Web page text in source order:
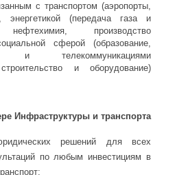
с транспортом (аэропорты,
энергетикой (передача газа и
нефтехимия, производство
сферой (образование,
и телекоммуникациями
и оборудование)
Инфраструктуры и транспорта
решений для всех
по любым инвестициям в